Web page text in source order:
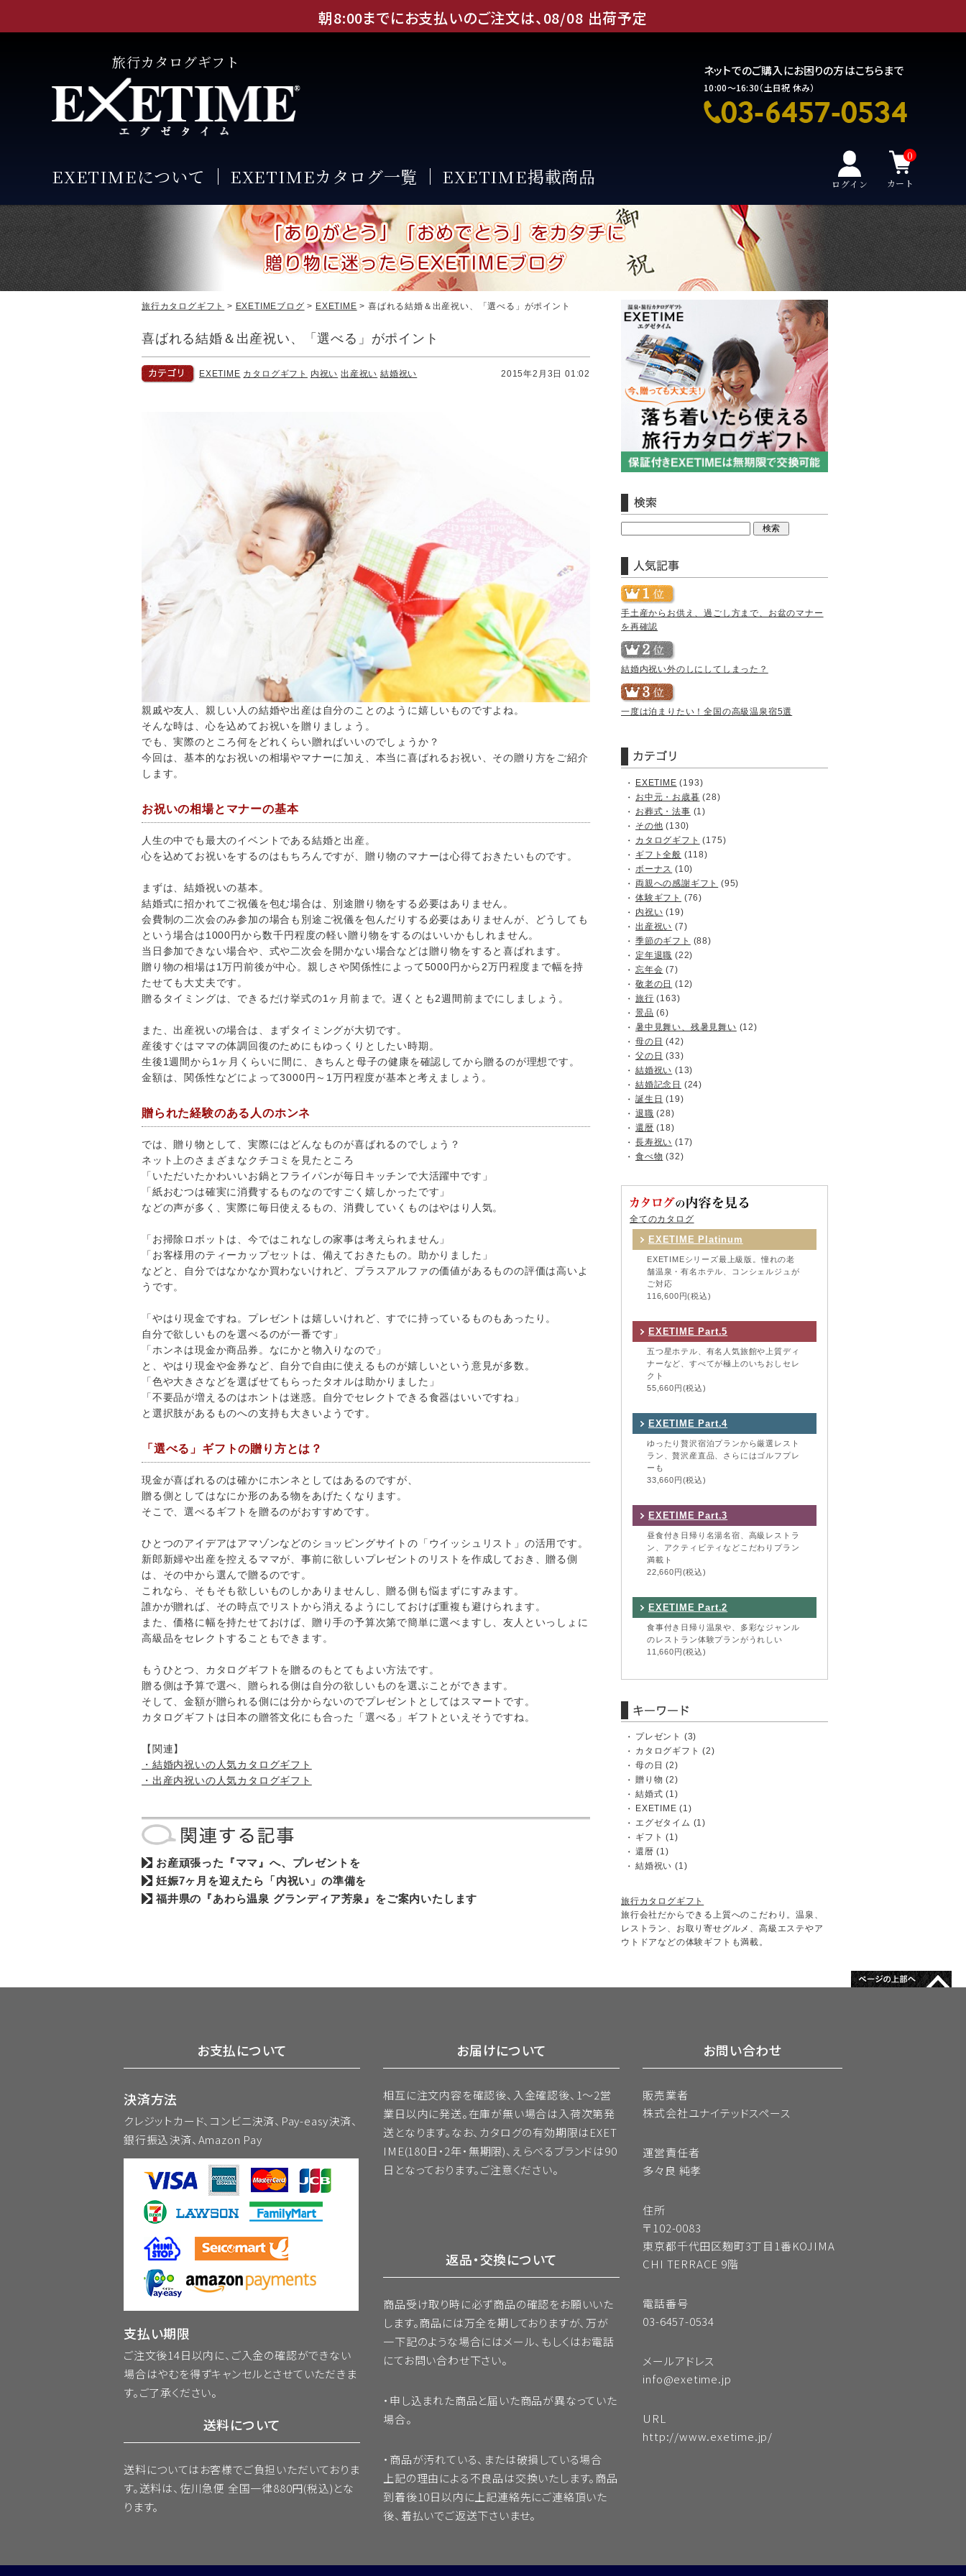
朝8:00までにお支払いのご注文は、08/08 出荷予定
ネットでのご購入にお困りの方はこちらまで
10:00～16:30（土日祝 休み）
旅行カタログギフト
EXETIMEについて EXETIMEカタログ一覧 EXETIME掲載商品 ログイン カート
0
旅行カタログギフト > EXETIMEブログ > EXETIME > 喜ばれる結婚＆出産祝い、「選べる」がポイント
喜ばれる結婚＆出産祝い、「選べる」がポイント
EXETIME カタログギフト 内祝い 出産祝い 結婚祝い 2015年2月3日 01:02
親戚や友人、親しい人の結婚や出産は自分のことのように嬉しいものですよね。
そんな時は、心を込めてお祝いを贈りましょう。
でも、実際のところ何をどれくらい贈ればいいのでしょうか？
今回は、基本的なお祝いの相場やマナーに加え、本当に喜ばれるお祝い、その贈り方をご紹介
します。
お祝いの相場とマナーの基本
人生の中でも最大のイベントである結婚と出産。
心を込めてお祝いをするのはもちろんですが、贈り物のマナーは心得ておきたいものです。
まずは、結婚祝いの基本。
結婚式に招かれてご祝儀を包む場合は、別途贈り物をする必要はありません。
会費制の二次会のみ参加の場合も別途ご祝儀を包んだりする必要はありませんが、どうしても
という場合は1000円から数千円程度の軽い贈り物をするのはいいかもしれません。
当日参加できない場合や、式や二次会を開かない場合などは贈り物をすると喜ばれます。
贈り物の相場は1万円前後が中心。親しさや関係性によって5000円から2万円程度まで幅を持
たせても大丈夫です。
贈るタイミングは、できるだけ挙式の1ヶ月前まで。遅くとも2週間前までにしましょう。
また、出産祝いの場合は、まずタイミングが大切です。
産後すぐはママの体調回復のためにもゆっくりとしたい時期。
生後1週間から1ヶ月くらいに間に、きちんと母子の健康を確認してから贈るのが理想です。
金額は、関係性などによって3000円～1万円程度が基本と考えましょう。
贈られた経験のある人のホンネ
では、贈り物として、実際にはどんなものが喜ばれるのでしょう？
ネット上のさまざまなクチコミを見たところ
「いただいたかわいいお鍋とフライパンが毎日キッチンで大活躍中です」
「紙おむつは確実に消費するものなのですごく嬉しかったです」
などの声が多く、実際に毎日使えるもの、消費していくものはやはり人気。
「お掃除ロボットは、今ではこれなしの家事は考えられません」
「お客様用のティーカップセットは、備えておきたもの。助かりました」
などと、自分ではなかなか買わないけれど、プラスアルファの価値があるものの評価は高いよ
うです。
「やはり現金ですね。プレゼントは嬉しいけれど、すでに持っているものもあったり。
自分で欲しいものを選べるのが一番です」
「ホンネは現金か商品券。なにかと物入りなので」
と、やはり現金や金券など、自分で自由に使えるものが嬉しいという意見が多数。
「色や大きさなどを選ばせてもらったタオルは助かりました」
「不要品が増えるのはホントは迷惑。自分でセレクトできる食器はいいですね」
と選択肢があるものへの支持も大きいようです。
「選べる」ギフトの贈り方とは？
現金が喜ばれるのは確かにホンネとしてはあるのですが、
贈る側としてはなにか形のある物をあげたくなります。
そこで、選べるギフトを贈るのがおすすめです。
ひとつのアイデアはアマゾンなどのショッピングサイトの「ウイッシュリスト」の活用です。
新郎新婦や出産を控えるママが、事前に欲しいプレゼントのリストを作成しておき、贈る側
は、その中から選んで贈るのです。
これなら、そもそも欲しいものしかありませんし、贈る側も悩まずにすみます。
誰かが贈れば、その時点でリストから消えるようにしておけば重複も避けられます。
また、価格に幅を持たせておけば、贈り手の予算次第で簡単に選べますし、友人といっしょに
高級品をセレクトすることもできます。
もうひとつ、カタログギフトを贈るのもとてもよい方法です。
贈る側は予算で選べ、贈られる側は自分の欲しいものを選ぶことができます。
そして、金額が贈られる側には分からないのでプレゼントとしてはスマートです。
カタログギフトは日本の贈答文化にも合った「選べる」ギフトといえそうですね。
【関連】
・結婚内祝いの人気カタログギフト
・出産内祝いの人気カタログギフト
お産頑張った『ママ』へ、プレゼントを
妊娠7ヶ月を迎えたら「内祝い」の準備を
福井県の『あわら温泉 グランディア芳泉』をご案内いたします
手土産からお供え、過ごし方まで、お盆のマナー
を再確認
結婚内祝い外のしにしてしまった？
一度は泊まりたい！全国の高級温泉宿5選
EXETIME (193)
お中元・お歳暮 (28)
お葬式・法事 (1)
その他 (130)
カタログギフト (175)
ギフト全般 (118)
ボーナス (10)
両親への感謝ギフト (95)
体験ギフト (76)
内祝い (19)
出産祝い (7)
季節のギフト (88)
定年退職 (22)
忘年会 (7)
敬老の日 (12)
旅行 (163)
景品 (6)
暑中見舞い、残暑見舞い (12)
母の日 (42)
父の日 (33)
結婚祝い (13)
結婚記念日 (24)
誕生日 (19)
退職 (28)
還暦 (18)
長寿祝い (17)
食べ物 (32)
全てのカタログ
EXETIME Platinum
EXETIMEシリーズ最上級版。憧れの老
舗温泉・有名ホテル、コンシェルジュが
ご対応
116,600円(税込)
EXETIME Part.5
五つ星ホテル、有名人気旅館や上質ディ
ナーなど、すべてが極上のいちおしセレ
クト
55,660円(税込)
EXETIME Part.4
ゆったり贅沢宿泊プランから厳選レスト
ラン、贅沢産直品、さらにはゴルフプレ
ーも
33,660円(税込)
EXETIME Part.3
昼食付き日帰り名湯名宿、高級レストラ
ン、アクティビティなどこだわりプラン
満載ト
22,660円(税込)
EXETIME Part.2
食事付き日帰り温泉や、多彩なジャンル
のレストラン体験プランがうれしい
11,660円(税込)
プレゼント (3)
カタログギフト (2)
母の日 (2)
贈り物 (2)
結婚式 (1)
EXETIME (1)
エグゼタイム (1)
ギフト (1)
還暦 (1)
結婚祝い (1)
旅行カタログギフト
旅行会社だからできる上質へのこだわり。温泉、
レストラン、お取り寄せグルメ、高級エステやア
ウトドアなどの体験ギフトも満載。
お支払について
決済方法
クレジットカード、コンビニ決済、Pay-easy決済、
銀行振込決済、Amazon Pay
支払い期限
ご注文後14日以内に、ご入金の確認ができない
場合はやむを得ずキャンセルとさせていただきま
す。ご了承ください。
送料について
送料についてはお客様でご負担いただいておりま
す。送料は、佐川急便 全国一律880円(税込)とな
ります。
お届けについて
相互に注文内容を確認後、入金確認後、1～2営
業日以内に発送。在庫が無い場合は入荷次第発
送となります。なお、カタログの有効期限はEXET
IME(180日・2年・無期限)、えらべるブランドは90
日となっております。ご注意ください。
返品・交換について
商品受け取り時に必ず商品の確認をお願いいた
します。商品には万全を期しておりますが、万が
一下記のような場合にはメール、もしくはお電話
にてお問い合わせ下さい。
・申し込まれた商品と届いた商品が異なっていた
場合。
・商品が汚れている、または破損している場合
上記の理由による不良品は交換いたします。商品
到着後10日以内に上記連絡先にご連絡頂いた
後、着払いでご返送下さいませ。
お問い合わせ
販売業者
株式会社ユナイテッドスペース
運営責任者
多々良 純孝
住所
〒102-0083
東京都千代田区麹町3丁目1番KOJIMA
CHI TERRACE 9階
電話番号
03-6457-0534
メールアドレス
info@exetime.jp
URL
http://www.exetime.jp/